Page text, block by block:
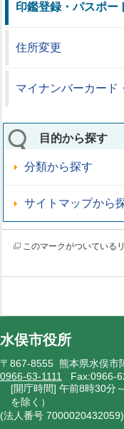
印鑑登録・パスポー
住所変更
マイナンバーカード
目的から探す
分類から探す
サイトマップから
このマークがついている
水俣市役所
〒867-8555 熊本県水俣市
0966-63-1111 Fax:0966-
[開庁時間] 午前8時30分
を除く）
(法人番号 7000020432059)